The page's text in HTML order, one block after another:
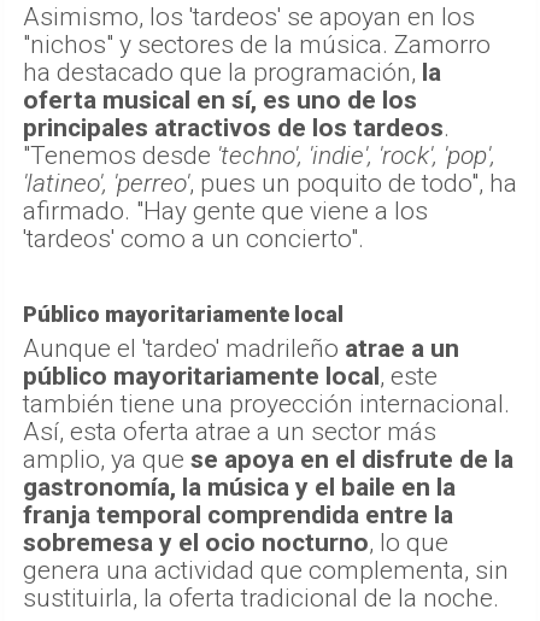
Asimismo, los 'tardeos' se apoyan en los
"nichos" y sectores de la música. Zamorro
ha destacado que la programación, la
oferta musical en sí, es uno de los
principales atractivos de los tardeos.
"Tenemos desde 'techno', 'indie', 'rock', 'pop',
'latineo', 'perreo', pues un poquito de todo", ha
afirmado. "Hay gente que viene a los
'tardeos' como a un concierto".
Público mayoritariamente local
Aunque el 'tardeo' madrileño atrae a un
público mayoritariamente local, este
también tiene una proyección internacional.
Así, esta oferta atrae a un sector más
amplio, ya que se apoya en el disfrute de la
gastronomía, la música y el baile en la
franja temporal comprendida entre la
sobremesa y el ocio nocturno, lo que
genera una actividad que complementa, sin
sustituirla, la oferta tradicional de la noche.